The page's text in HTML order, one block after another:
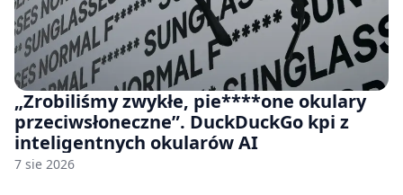
„Zrobiliśmy zwykłe, pie****one okulary
przeciwsłoneczne”. DuckDuckGo kpi z
inteligentnych okularów AI
7 sie 2026